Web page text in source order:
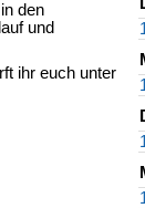
den
und
ihr euch unter